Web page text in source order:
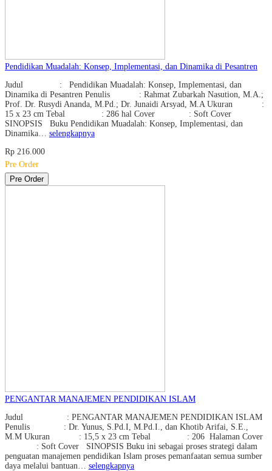
Pendidikan Muadalah: Konsep, Implementasi, dan Dinamika di Pesantren
Judul : Pendidikan Muadalah: Konsep, Implementasi, dan
Dinamika di Pesantren Penulis : Rahmat Zubarkah Nasution, M.A.;
Prof. Dr. Rusydi Ananda, M.Pd.; Dr. Junaidi Arsyad, M.A Ukuran :
15 x 23 cm Tebal : 286 hal Cover : Soft Cover
SINOPSIS Buku Pendidikan Muadalah: Konsep, Implementasi, dan
Dinamika… selengkapnya
Rp 216.000
Pre Order
Pre Order
PENGANTAR MANAJEMEN PENDIDIKAN ISLAM
Judul : PENGANTAR MANAJEMEN PENDIDIKAN ISLAM
Penulis : Dr. Yunus, S.Pd.I, M.Pd.I., dan Khotib Arifai, S.E.,
M.M Ukuran : 15,5 x 23 cm Tebal : 206 Halaman Cover
: Soft Cover SINOPSIS Buku ini sebagai proses strategi dalam
penguatan manajemen pendidikan Islam proses pemanfaatan semua sumber
daya melalui bantuan… selengkapnya